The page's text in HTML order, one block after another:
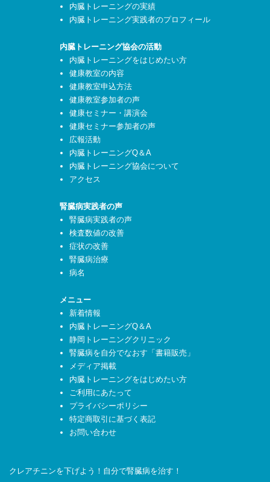
内臓トレーニングの実績
内臓トレーニング実践者のプロフィール
内臓トレーニング協会の活動
内臓トレーニングをはじめたい方
健康教室の内容
健康教室申込方法
健康教室参加者の声
健康セミナー・講演会
健康セミナー参加者の声
広報活動
内臓トレーニングQ＆A
内臓トレーニング協会について
アクセス
腎臓病実践者の声
腎臓病実践者の声
検査数値の改善
症状の改善
腎臓病治療
病名
メニュー
新着情報
内臓トレーニングQ＆A
静岡トレーニングクリニック
腎臓病を自分でなおす「書籍販売」
メディア掲載
内臓トレーニングをはじめたい方
ご利用にあたって
プライバシーポリシー
特定商取引に基づく表記
お問い合わせ
クレアチニンを下げよう！自分で腎臓病を治す！